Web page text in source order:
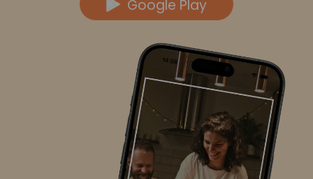
Google Play